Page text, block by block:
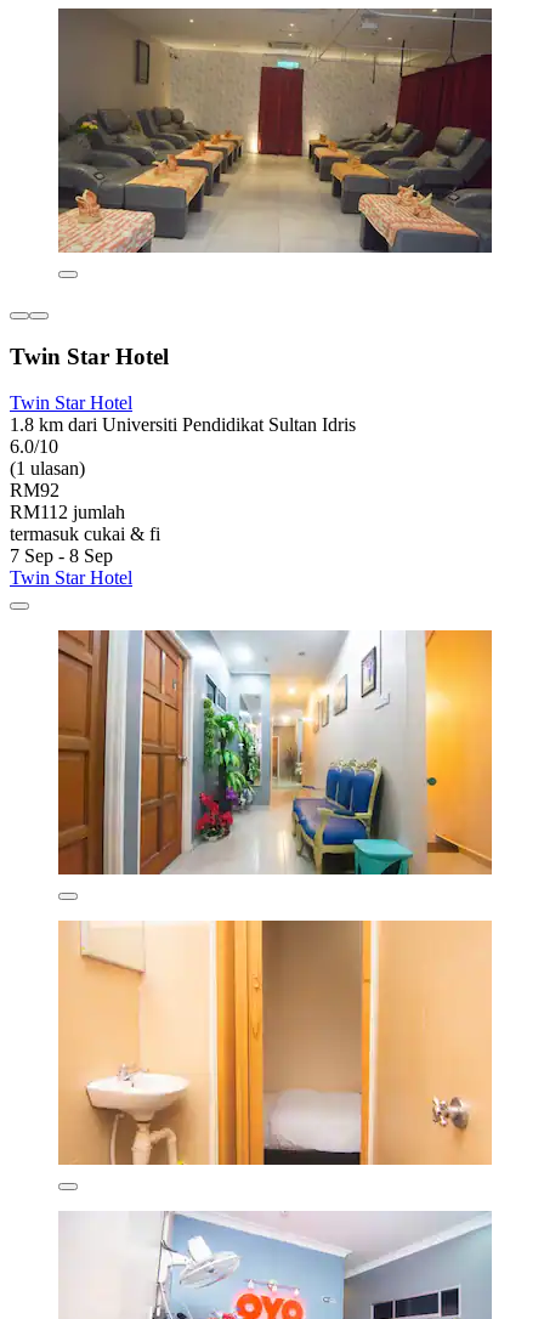
Twin Star Hotel
Twin Star Hotel
1.8 km dari Universiti Pendidikat Sultan Idris
6.0/10
(1 ulasan)
RM92
RM112 jumlah
termasuk cukai & fi
7 Sep - 8 Sep
Twin Star Hotel